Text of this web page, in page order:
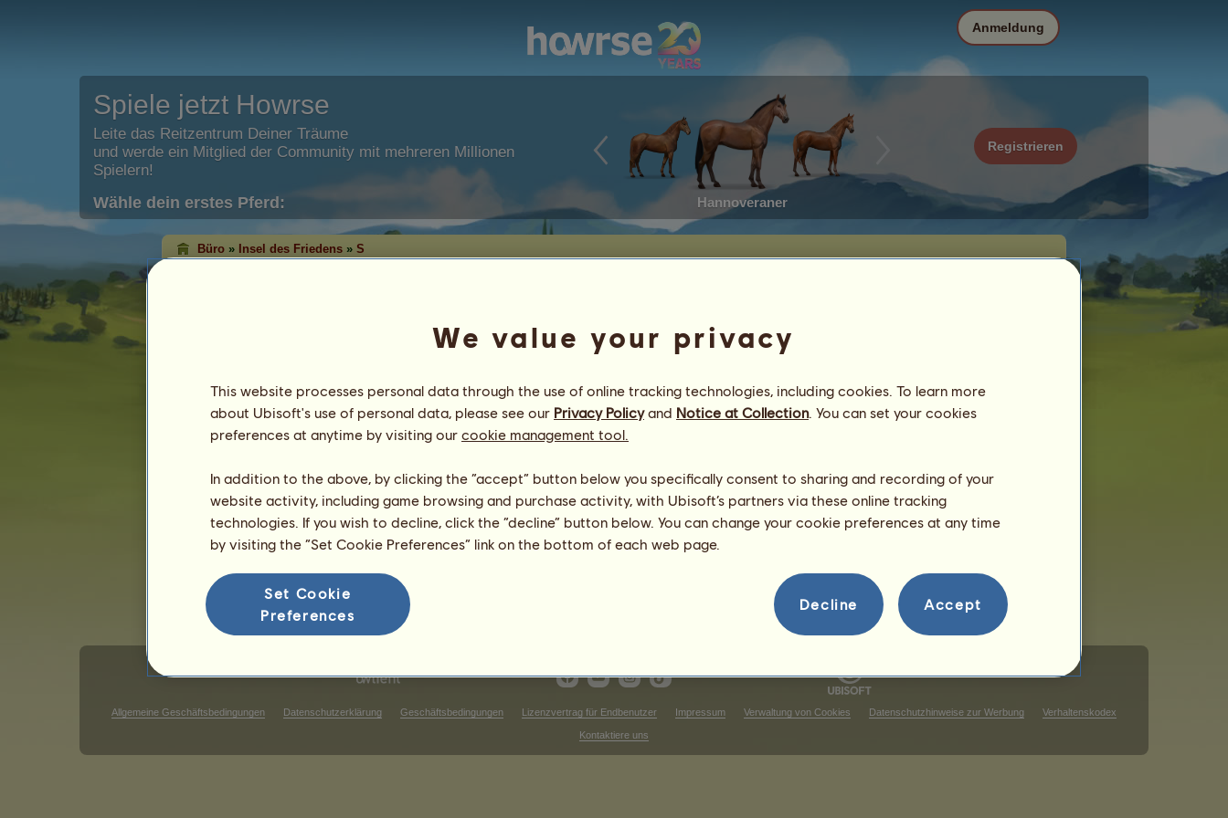
Spiele jetzt Howrse
Leite das Reitzentrum Deiner Träume
und werde ein Mitglied der Community mit mehreren Millionen
Spielern!
Wähle dein erstes Pferd: Hannoveraner
Registrieren
Anmeldung
Büro » Insel des Friedens » S
Geboren am: 21.08.2021
Fell: Dunkelfuchs mit heller Mähne
Vater:Dean αѕcнєnιnѕєℓ
Geschlecht: weiblich
Mutter: F euerkelch αѕcнєnιnѕєℓ
Allgemeine Geschäftsbedingungen Datenschutzerklärung Geschäftsbedingungen Lizenzvertrag für Endbenutzer Impressum Verwaltung von Cookies Datenschutzhinweise zur Werbung Verhaltenskodex
Kontaktiere uns
We value your privacy
This website processes personal data through the use of online tracking technologies, including cookies. To learn more
about Ubisoft's use of personal data, please see our Privacy Policyand Notice at Collection. You can set your cookies
preferences at anytime by visiting our cookie management tool.
In addition to the above, by clicking the “accept” button below you specifically consent to sharing and recording of your
website activity, including game browsing and purchase activity, with Ubisoft’s partners via these online tracking
technologies. If you wish to decline, click the “decline” button below. You can change your cookie preferences at any time
by visiting the “Set Cookie Preferences” link on the bottom of each web page.
Set Cookie
Preferences
Decline Accept